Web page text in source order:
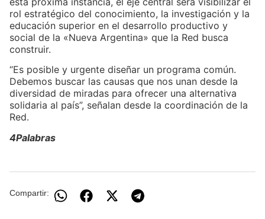
rol estratégico del conocimiento, la investigación y la
educación superior en el desarrollo productivo y
social de la «Nueva Argentina» que la Red busca
construir.
“Es posible y urgente diseñar un programa común.
Debemos buscar las causas que nos unan desde la
diversidad de miradas para ofrecer una alternativa
solidaria al país”, señalan desde la coordinación de la
Red.
4Palabras
Compartir: